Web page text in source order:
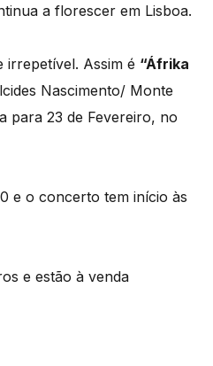
a florescer em Lisboa.
irrepetível. Assim é “Áfrika
Nascimento/ Monte
para 23 de Fevereiro, no
e o concerto tem início às
e estão à venda